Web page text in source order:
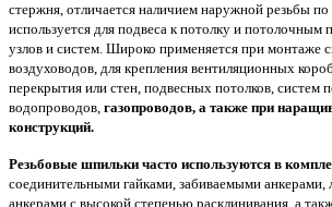
стержня, отличается наличием наружной резьбы по
используется для подвеса к потолку и потолочным
узлов и систем. Широко применяется при монтаже
воздуховодов, для крепления вентиляционных
перекрытия или стен, подвесных потолков, систем
водопроводов, газопроводов, а также при
конструкций.
Резьбовые шпильки часто используются в
соединительными гайками, забиваемыми
анкерами с высокой степенью расклинивания, а